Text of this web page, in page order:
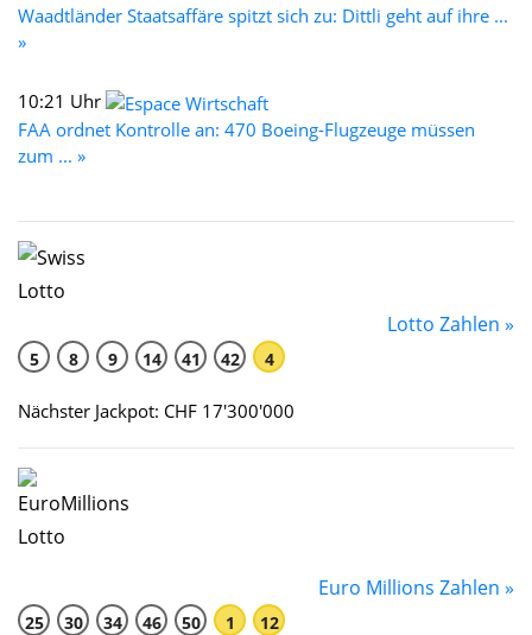
Waadtländer Staatsaffäre spitzt sich zu: Dittli geht auf ihre ...
»
10:21 Uhr
FAA ordnet Kontrolle an: 470 Boeing-Flugzeuge müssen
zum ... »
Lotto Zahlen »
5 8 9 14 41 42 4
Nächster Jackpot: CHF 17'300'000
Euro Millions Zahlen »
25 30 34 46 50 1 12